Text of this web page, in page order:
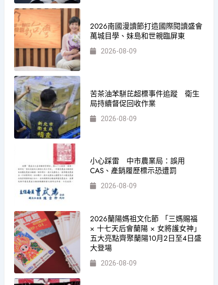
2026南國漫讀節打造國際閱讀盛會
萬城目學、妹島和世親臨屏東
2026-08-09
苦茶油苯駢芘超標事件追蹤 衛生
局持續督促回收作業
2026-08-09
小心踩雷 中市農業局：誤用
CAS、產銷履歷標示恐遭罰
2026-08-09
2026蘭陽媽祖文化節 「三媽賜福
× 十七天后會蘭陽 × 女將護女神」
五大亮點齊聚蘭陽10月2日至4日盛
大登場
2026-08-09